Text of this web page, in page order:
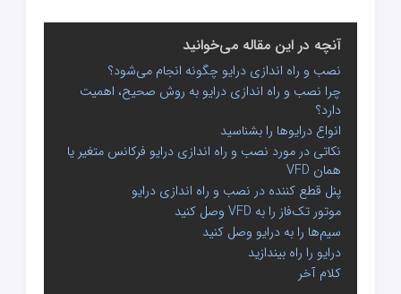
آنچه در این مقاله می‌خوانید
نصب و راه اندازی درایو چگونه انجام می‌شود؟
چرا نصب و راه اندازی درایو به روش صحیح، اهمیت
دارد؟
انواع درایوها را بشناسید
نکاتی در مورد نصب و راه اندازی درایو فرکانس متغیر یا
همان VFD
پنل قطع کننده در نصب و راه اندازی درایو
موتور تک‌فاز را به VFD وصل کنید
سیم‌ها را به درایو وصل کنید
درایو را راه بیندازید
کلام آخر